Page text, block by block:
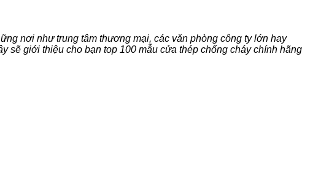
nơi như trung tâm thương mại, các văn phòng công ty lớn hay
giới thiệu cho bạn top 100 mẫu cửa thép chống cháy chính hãng